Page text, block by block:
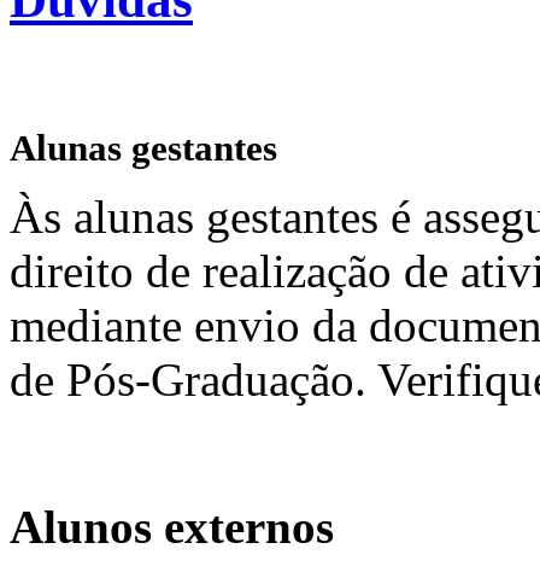
Alunas gestantes
Às alunas gestantes é
direito de realização de
mediante envio da
de Pós-Graduação.
Alunos externos